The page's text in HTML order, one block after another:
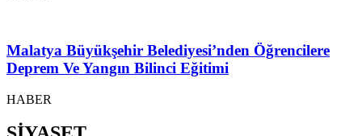
Malatya Büyükşehir Belediyesi’nden Öğrencilere
Deprem Ve Yangın Bilinci Eğitimi
HABER